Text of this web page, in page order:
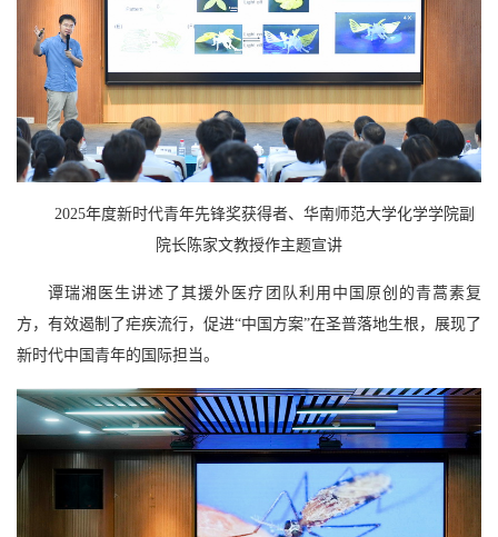
2025年度新时代青年先锋奖获得者、华南师范大学化学学院副
院长陈家文教授作主题宣讲
谭瑞湘医生讲述了其援外医疗团队利用中国原创的青蒿素复
方，有效遏制了疟疾流行，促进“中国方案”在圣普落地生根，展现了
新时代中国青年的国际担当。